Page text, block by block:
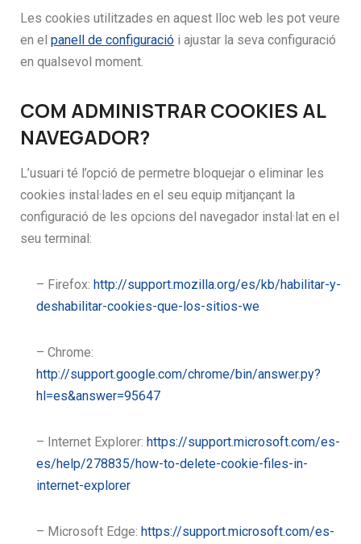
Les cookies utilitzades en aquest lloc web les pot veure
en el panell de configuració i ajustar la seva configuració
en qualsevol moment.
COM ADMINISTRAR COOKIES AL
NAVEGADOR?
L’usuari té l’opció de permetre bloquejar o eliminar les
cookies instal·lades en el seu equip mitjançant la
configuració de les opcions del navegador instal·lat en el
seu terminal:
– Firefox: http://support.mozilla.org/es/kb/habilitar-y-
deshabilitar-cookies-que-los-sitios-we
– Chrome:
http://support.google.com/chrome/bin/answer.py?
hl=es&answer=95647
– Internet Explorer: https://support.microsoft.com/es-
es/help/278835/how-to-delete-cookie-files-in-
internet-explorer
– Microsoft Edge: https://support.microsoft.com/es-